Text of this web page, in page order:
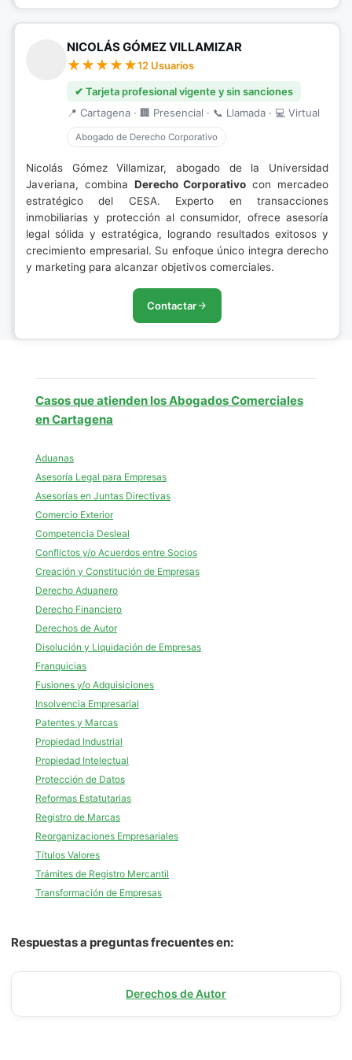
NICOLÁS GÓMEZ VILLAMIZAR
12 Usuarios
✔ Tarjeta profesional vigente y sin sanciones
📍 Cartagena · 🏢 Presencial · 📞 Llamada · 💻 Virtual
Abogado de Derecho Corporativo
Nicolás Gómez Villamizar, abogado de la Universidad
Javeriana, combina Derecho Corporativo con mercadeo
estratégico del CESA. Experto en transacciones
inmobiliarias y protección al consumidor, ofrece asesoría
legal sólida y estratégica, logrando resultados exitosos y
crecimiento empresarial. Su enfoque único integra derecho
y marketing para alcanzar objetivos comerciales.
Contactar
Casos que atienden los Abogados Comerciales
en Cartagena
Aduanas
Asesoría Legal para Empresas
Asesorías en Juntas Directivas
Comercio Exterior
Competencia Desleal
Conflictos y/o Acuerdos entre Socios
Creación y Constitución de Empresas
Derecho Aduanero
Derecho Financiero
Derechos de Autor
Disolución y Liquidación de Empresas
Franquicias
Fusiones y/o Adquisiciones
Insolvencia Empresarial
Patentes y Marcas
Propiedad Industrial
Propiedad Intelectual
Protección de Datos
Reformas Estatutarias
Registro de Marcas
Reorganizaciones Empresariales
Títulos Valores
Trámites de Registro Mercantil
Transformación de Empresas
Respuestas a preguntas frecuentes en:
Derechos de Autor